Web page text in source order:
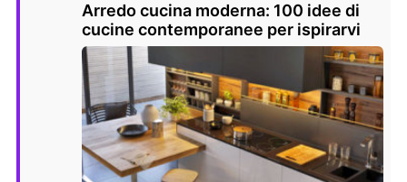
Arredo cucina moderna: 100 idee di
cucine contemporanee per ispirarvi